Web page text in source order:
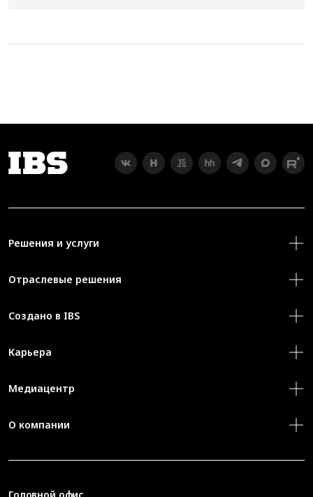
Решения и услуги
Отраслевые решения
Создано в IBS
Карьера
Медиацентр
О компании